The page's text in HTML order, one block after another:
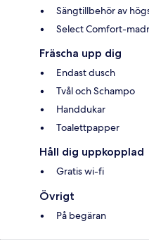
Sängtillbehör av
Select Comfort-
Fräscha upp dig
Endast dusch
Tvål och Schampo
Handdukar
Toalettpapper
Håll dig uppkopplad
Gratis wi-fi
Övrigt
På begäran